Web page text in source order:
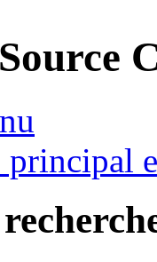
principal